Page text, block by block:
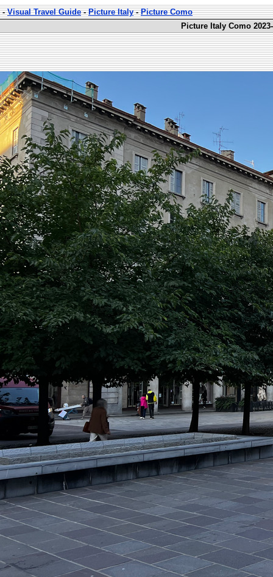
-Visual Travel Guide-Picture Italy-Picture Como
Picture Italy Como